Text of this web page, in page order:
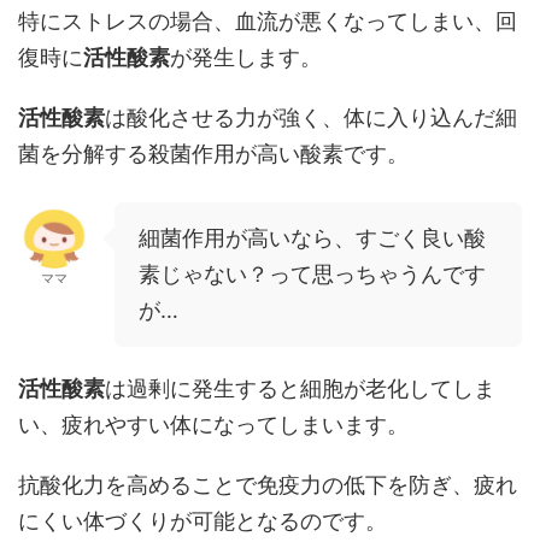
特にストレスの場合、血流が悪くなってしまい、回
復時に活性酸素が発生します。
活性酸素は酸化させる力が強く、体に入り込んだ細
菌を分解する殺菌作用が高い酸素です。
ママ
細菌作用が高いなら、 すごく良い酸
素じゃない？って思っちゃうんです
が…
活性酸素は過剰に発生すると細胞が老化してしま
い、疲れやすい体になってしまいます。
抗酸化力を高めることで免疫力の低下を防ぎ、疲れ
にくい体づくりが可能となるのです。